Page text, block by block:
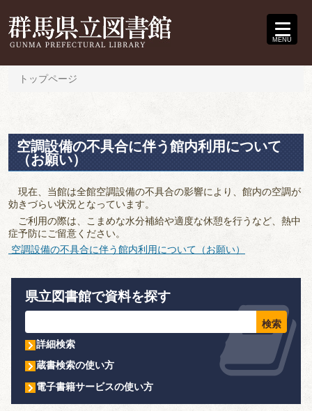
MENU
トップページ
空調設備の不具合に伴う館内利用について
（お願い）
現在、当館は全館空調設備の不具合の影響により、館内の空調が
効きづらい状況となっています。
ご利用の際は、こまめな水分補給や適度な休憩を行うなど、熱中
症予防にご留意ください。
空調設備の不具合に伴う館内利用について（お願い）
県立図書館で資料を探す
詳細検索
蔵書検索の使い方
電子書籍サービスの使い方